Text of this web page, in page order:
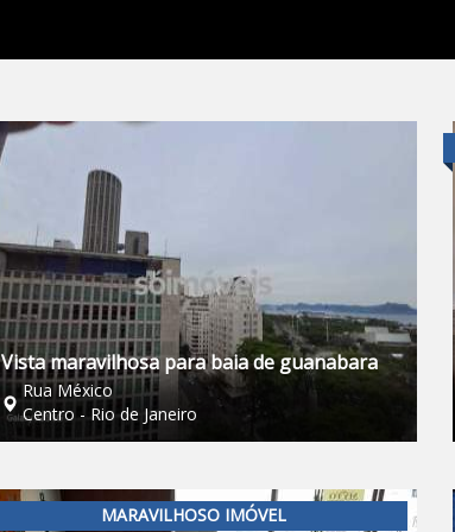
Vista maravilhosa para baia de guanabara
Rua México
Centro - Rio de Janeiro
MARAVILHOSO IMÓVEL